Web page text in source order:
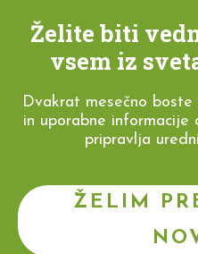
Želite biti
vsem iz
Dvakrat mesečno
in uporabne informacije
pripravlja
ŽELIM